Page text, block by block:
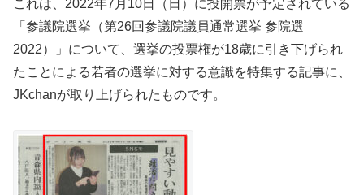
これは、2022年7月10日（日）に投開票が予定されている
「参議院選挙（第26回参議院議員通常選挙 参院選
2022）」について、選挙の投票権が18歳に引き下げられ
たことによる若者の選挙に対する意識を特集する記事に、
JKchanが取り上げられたものです。